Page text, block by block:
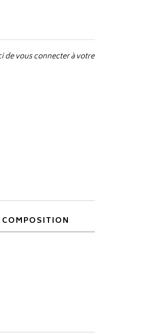
de vous connecter à votre
COMPOSITION